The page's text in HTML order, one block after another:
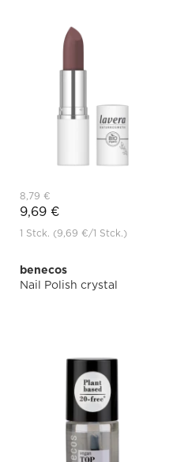
8,79 €
9,69 €
1 Stck. (9,69 €/1 Stck.)
benecos
Nail Polish crystal